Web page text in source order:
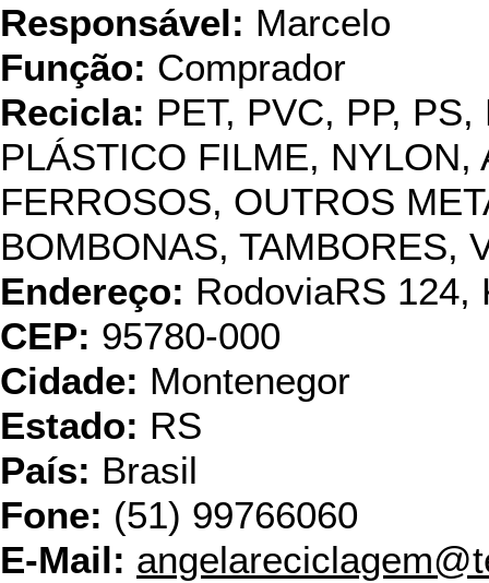
Responsável: Marcelo
Função: Comprador
Recicla: PET, PVC, PP,
PLÁSTICO FILME, NYLON,
FERROSOS, OUTROS
BOMBONAS, TAMBORES,
Endereço: RodoviaRS 124,
CEP: 95780-000
Cidade: Montenegor
Estado: RS
País: Brasil
Fone: (51) 99766060
E-Mail: